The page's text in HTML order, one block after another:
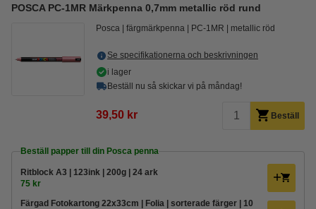
POSCA PC-1MR Märkpenna 0,7mm metallic röd rund
Posca färgmärkpenna PC-1MR metallic röd
Se specifikationerna och beskrivningen
i lager
Beställ nu så skickar vi på måndag!
39,50 kr Beställ
Beställ papper till din Posca penna
Ritblock A3 | 123ink | 200g | 24 ark
75 kr
Färgad Fotokartong 22x33cm | Folia | sorterade färger | 10